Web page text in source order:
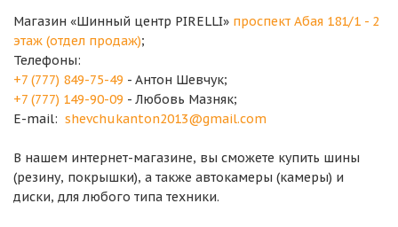
Магазин «Шинный центр PIRELLI» проспект Абая 181/1 - 2
этаж (отдел продаж);
Телефоны:
+7 (777) 849-75-49 - Антон Шевчук;
+7 (777) 149-90-09 - Любовь Мазняк;
E-mail: shevchukanton2013@gmail.com
В нашем интернет-магазине, вы сможете купить шины
(резину, покрышки), а также автокамеры (камеры) и
диски, для любого типа техники.